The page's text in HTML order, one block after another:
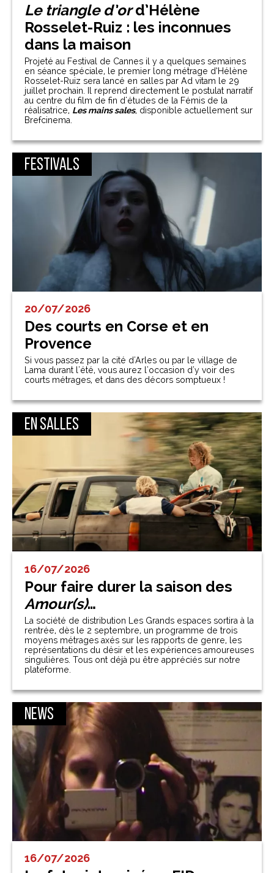
Le triangle d’ord’Hélène
Rosselet-Ruiz : les inconnues
dans la maison
Projeté au Festival de Cannes il y a quelques semaines
en séance spéciale, le premier long métrage d’Hélène
Rosselet-Ruiz sera lancé en salles par Ad vitam le 29
juillet prochain. Il reprend directement le postulat narratif
au centre du film de fin d'études de la Fémis de la
réalisatrice, Les mains sales, disponible actuellement sur
Brefcinema.
Festivals
20/07/2026
Des courts en Corse et en
Provence
Si vous passez par la cité d'Arles ou par le village de
Lama durant l'été, vous aurez l'occasion d'y voir des
courts métrages, et dans des décors somptueux !
En salles
16/07/2026
Pour faire durer la saison des
Amour(s)…
La société de distribution Les Grands espaces sortira à la
rentrée, dès le 2 septembre, un programme de trois
moyens métrages axés sur les rapports de genre, les
représentations du désir et les expériences amoureuses
singulières. Tous ont déjà pu être appréciés sur notre
plateforme.
News
16/07/2026